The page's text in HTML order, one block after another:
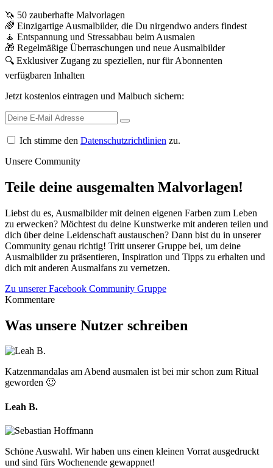
🦄 50 zauberhafte Malvorlagen
🌈 Einzigartige Ausmalbilder, die Du nirgendwo anders findest
🧘 Entspannung und Stressabbau beim Ausmalen
🎁 Regelmäßige Überraschungen und neue Ausmalbilder
🔍 Exklusiver Zugang zu speziellen, nur für Abonnenten
verfügbaren Inhalten
Jetzt kostenlos eintragen und Malbuch sichern:
Ich stimme den Datenschutzrichtlinien zu.
Unsere Community
Teile deine ausgemalten Malvorlagen!
Liebst du es, Ausmalbilder mit deinen eigenen Farben zum Leben
zu erwecken? Möchtest du deine Kunstwerke mit anderen teilen und
dich über deine Leidenschaft austauschen? Dann bist du in unserer
Community genau richtig! Tritt unserer Gruppe bei, um deine
Ausmalbilder zu präsentieren, Inspiration und Tipps zu erhalten und
dich mit anderen Ausmalfans zu vernetzen.
Zu unserer Facebook Community Gruppe
Kommentare
Was unsere Nutzer schreiben
Katzenmandalas am Abend ausmalen ist bei mir schon zum Ritual
geworden 🙂
Leah B.
Schöne Auswahl. Wir haben uns einen kleinen Vorrat ausgedruckt
und sind fürs Wochenende gewappnet!